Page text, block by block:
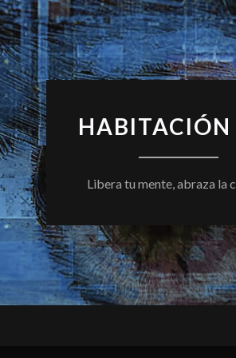
HABITACIÓN
Libera tu mente, abraza la